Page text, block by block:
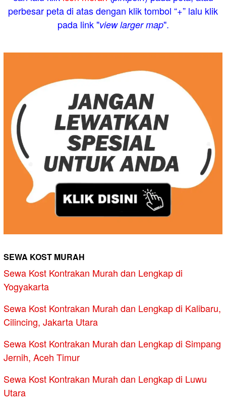
perbesar peta di atas dengan klik tombol “+” lalu klik
pada link "view larger map".
SEWA KOST MURAH
Sewa Kost Kontrakan Murah dan Lengkap di
Yogyakarta
Sewa Kost Kontrakan Murah dan Lengkap di Kalibaru,
Cilincing, Jakarta Utara
Sewa Kost Kontrakan Murah dan Lengkap di Simpang
Jernih, Aceh Timur
Sewa Kost Kontrakan Murah dan Lengkap di Luwu
Utara